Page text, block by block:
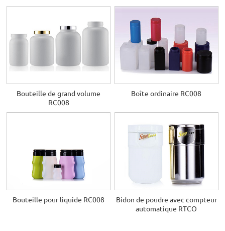
Bouteille de grand volume
RC008
Boîte ordinaire RC008
Bouteille pour liquide RC008
Bidon de poudre avec compteur
automatique RTCO